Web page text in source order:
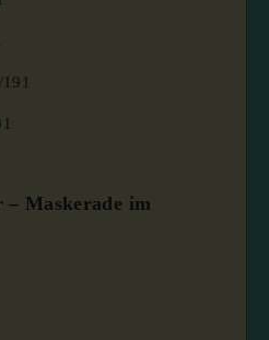
Maskerade im